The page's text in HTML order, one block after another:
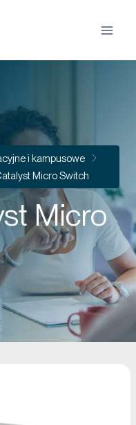
i kampusowe
Micro Switch
Micro